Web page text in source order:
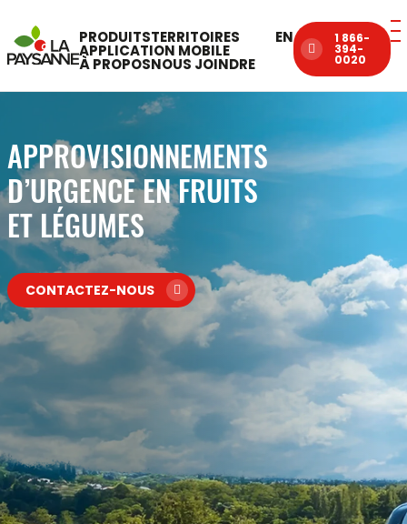
PRODUITSTERRITOIRES
APPLICATION MOBILE
À PROPOSNOUS JOINDRE
EN 1 866-
394-
0020
APPROVISIONNEMENTS
D’URGENCE EN FRUITS
ET LÉGUMES
CONTACTEZ-NOUS